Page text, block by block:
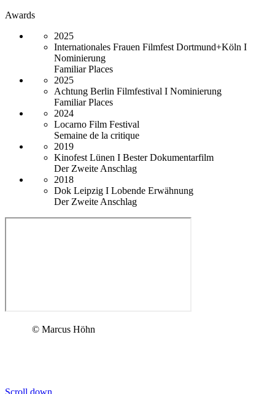
Awards
2025
Internationales Frauen Filmfest Dortmund+Köln I
Nominierung
Familiar Places
2025
Achtung Berlin Filmfestival I Nominierung
Familiar Places
2024
Locarno Film Festival
Semaine de la critique
2019
Kinofest Lünen I Bester Dokumentarfilm
Der Zweite Anschlag
2018
Dok Leipzig I Lobende Erwähnung
Der Zweite Anschlag
© Marcus Höhn
Scroll down